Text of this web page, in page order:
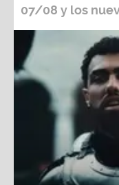
07/08 y los